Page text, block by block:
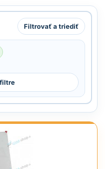
Filtrovať a triediť